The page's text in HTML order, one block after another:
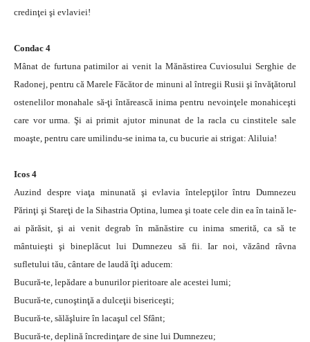
credinţei şi evlaviei!
Condac 4
Mânat de furtuna patimilor ai venit la Mănăstirea Cuviosului Serghie de
Radonej, pentru că Marele Făcător de minuni al întregii Rusii şi învăţătorul
ostenelilor monahale să-ţi întărească inima pentru nevoinţele monahiceşti
care vor urma. Şi ai primit ajutor minunat de la racla cu cinstitele sale
moaşte, pentru care umilindu-se inima ta, cu bucurie ai strigat: Aliluia!
Icos 4
Auzind despre viaţa minunată şi evlavia întelepţilor întru Dumnezeu
Părinţi şi Stareţi de la Sihastria Optina, lumea şi toate cele din ea în taină le-
ai părăsit, şi ai venit degrab în mănăstire cu inima smerită, ca să te
mântuieşti şi bineplăcut lui Dumnezeu să fii. Iar noi, văzând râvna
sufletului tău, cântare de laudă îţi aducem:
Bucură-te, lepădare a bunurilor pieritoare ale acestei lumi;
Bucură-te, cunoştinţă a dulceţii bisericeşti;
Bucură-te, sălăşluire în lacaşul cel Sfânt;
Bucură-te, deplină încredinţare de sine lui Dumnezeu;